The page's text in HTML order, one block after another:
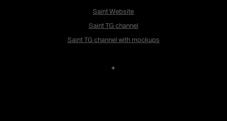
Saint Website
Saint TG channel
Saint TG channel with mockups
✦